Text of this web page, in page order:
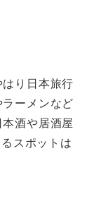
り日本旅行
ーメンなど
酒や居酒屋
スポットは